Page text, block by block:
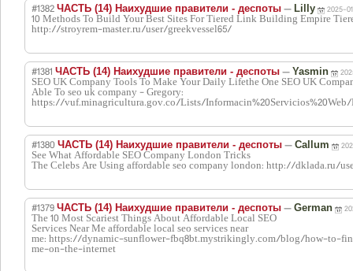
#1382 ЧАСТЬ (14) Наихудшие правители - деспоты — Lilly 2025-
10 Methods To Build Your Best Sites For Tiered Link Building Empire
http://stroyrem-master.ru/user/greekvessel65/
#1381 ЧАСТЬ (14) Наихудшие правители - деспоты — Yasmin
SEO UK Company Tools To Make Your Daily Lifethe One SEO UK
Able To seo uk company - Gregory:
https://vuf.minagricultura.gov.co/Lists/Informacin%20Servicios%20Web/
#1380 ЧАСТЬ (14) Наихудшие правители - деспоты — Callum
See What Affordable SEO Company London Tricks
The Celebs Are Using affordable seo company london: http://dklada.ru/
#1379 ЧАСТЬ (14) Наихудшие правители - деспоты — German
The 10 Most Scariest Things About Affordable Local SEO
Services Near Me affordable local seo services near
me: https://dynamic-sunflower-fbq8bt.mystrikingly.com/blog/how-to-
me-on-the-internet